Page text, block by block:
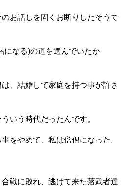
お話しを固くお断りしたそうで
になる)の道を選んでいたか
、結婚して家庭を持つ事が許さ
いう時代だったんです。
をやめて、私は僧侶になった。
戦に敗れ、逃げて来た落武者達